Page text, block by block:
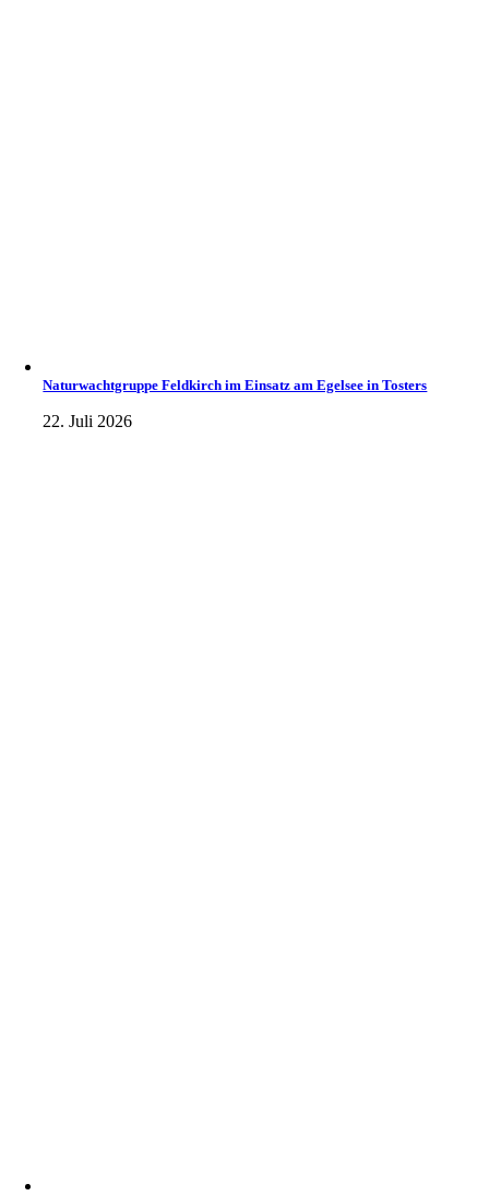
Naturwachtgruppe Feldkirch im Einsatz am Egelsee in Tosters
22. Juli 2026